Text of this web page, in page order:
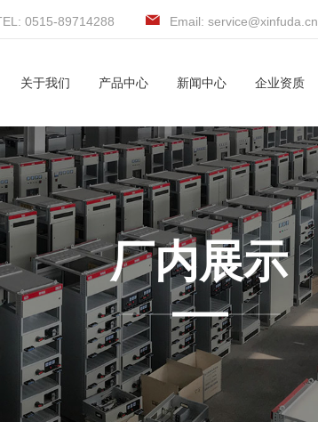
0515-89714288 Email: service@xinfuda.cn
关于我们 产品中心 新闻中心 企业资质
厂内展示